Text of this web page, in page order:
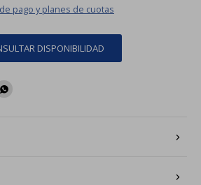
pago y planes de cuotas
DISPONIBILIDAD
